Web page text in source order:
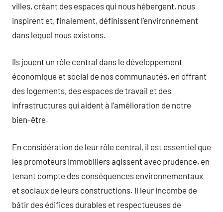
villes, créant des espaces qui nous hébergent, nous
inspirent et, finalement, définissent l’environnement
dans lequel nous existons.
Ils jouent un rôle central dans le développement
économique et social de nos communautés, en offrant
des logements, des espaces de travail et des
infrastructures qui aident à l’amélioration de notre
bien-être.
En considération de leur rôle central, il est essentiel que
les promoteurs immobiliers agissent avec prudence, en
tenant compte des conséquences environnementaux
et sociaux de leurs constructions. Il leur incombe de
bâtir des édifices durables et respectueuses de